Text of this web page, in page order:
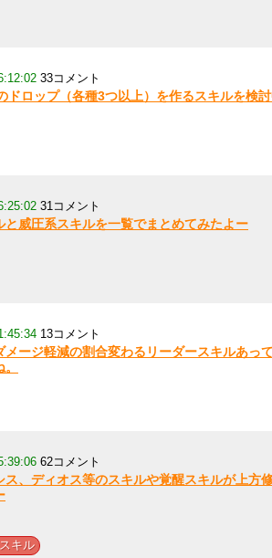
33コメント
ドロップ（各種3つ以上）を作るスキルを検
31コメント
と威圧系スキルを一覧でまとめてみたよー
13コメント
メージ軽減の割合変わるリーダースキルあっ
62コメント
ス、ディオス等のスキルや覚醒スキルが上方
キル